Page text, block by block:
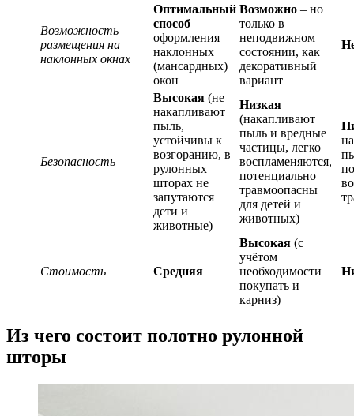
Возможность
размещения на
наклонных окнах
Оптимальный
способ
оформления
наклонных
(мансардных)
окон
Возможно – но
только в
неподвижном
состоянии, как
декоративный
вариант
Безопасность
Высокая (не
накапливают
пыль,
устойчивы к
возгоранию, в
рулонных
шторах не
запутаются
дети и
животные)
Низкая
(накапливают
пыль и вредные
частицы, легко
воспламеняются,
потенциально
травмоопасны
для детей и
животных)
Стоимость Средняя
Высокая (с
учётом
необходимости
покупать и
карниз)
Из чего состоит полотно рулонной
шторы